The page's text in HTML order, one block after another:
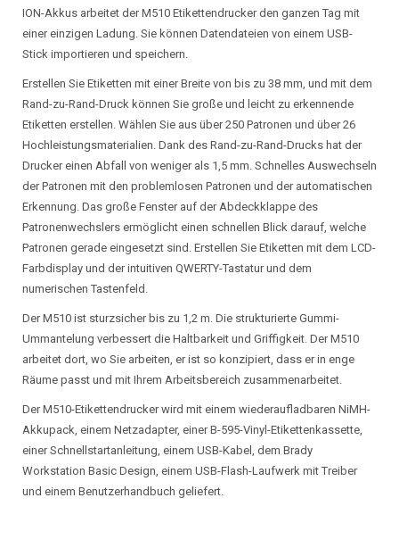
ION-Akkus arbeitet der M510 Etikettendrucker den ganzen Tag mit
einer einzigen Ladung. Sie können Datendateien von einem USB-
Stick importieren und speichern.
Erstellen Sie Etiketten mit einer Breite von bis zu 38 mm, und mit dem
Rand-zu-Rand-Druck können Sie große und leicht zu erkennende
Etiketten erstellen. Wählen Sie aus über 250 Patronen und über 26
Hochleistungsmaterialien. Dank des Rand-zu-Rand-Drucks hat der
Drucker einen Abfall von weniger als 1,5 mm. Schnelles Auswechseln
der Patronen mit den problemlosen Patronen und der automatischen
Erkennung. Das große Fenster auf der Abdeckklappe des
Patronenwechslers ermöglicht einen schnellen Blick darauf, welche
Patronen gerade eingesetzt sind. Erstellen Sie Etiketten mit dem LCD-
Farbdisplay und der intuitiven QWERTY-Tastatur und dem
numerischen Tastenfeld.
Der M510 ist sturzsicher bis zu 1,2 m. Die strukturierte Gummi-
Ummantelung verbessert die Haltbarkeit und Griffigkeit. Der M510
arbeitet dort, wo Sie arbeiten, er ist so konzipiert, dass er in enge
Räume passt und mit Ihrem Arbeitsbereich zusammenarbeitet.
Der M510-Etikettendrucker wird mit einem wiederaufladbaren NiMH-
Akkupack, einem Netzadapter, einer B-595-Vinyl-Etikettenkassette,
einer Schnellstartanleitung, einem USB-Kabel, dem Brady
Workstation Basic Design, einem USB-Flash-Laufwerk mit Treiber
und einem Benutzerhandbuch geliefert.